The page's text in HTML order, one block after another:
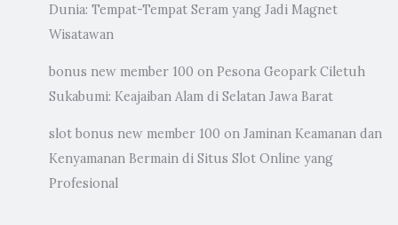
Dunia: Tempat-Tempat Seram yang Jadi Magnet
Wisatawan
bonus new member 100 on Pesona Geopark Ciletuh
Sukabumi: Keajaiban Alam di Selatan Jawa Barat
slot bonus new member 100 on Jaminan Keamanan dan
Kenyamanan Bermain di Situs Slot Online yang
Profesional